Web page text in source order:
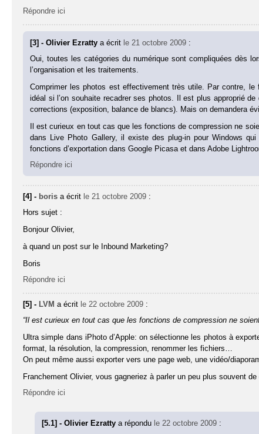
Répondre ici
[3] - Olivier Ezrattya écrit le 21 octobre 2009 :
Oui, toutes les catégories du numérique sont compliquées dès
l’organisation et les traitements.
Comprimer les photos est effectivement très utile. Par contre, le
idéal si l’on souhaite recadrer ses photos. Il est plus approprié
corrections (exposition, balance de blancs). Mais on demandera
Il est curieux en tout cas que les fonctions de compression ne
dans Live Photo Gallery, il existe des plug-in pour Windows
fonctions d’exportation dans Google Picasa et dans Adobe
Répondre ici
[4] - boris a écrit le 21 octobre 2009 :
Hors sujet :
Bonjour Olivier,
à quand un post sur le Inbound Marketing?
Boris
Répondre ici
[5] - LVM a écrit le 22 octobre 2009 :
“Il est curieux en tout cas que les fonctions de compression ne
Ultra simple dans iPhoto d’Apple: on sélectionne les photos à
format, la résolution, la compression, renommer les fichiers…
On peut même aussi exporter vers une page web, une vidéo/
Franchement Olivier, vous gagneriez à parler un peu plus souvent
Répondre ici
[5.1] - Olivier Ezrattya répondu le 22 octobre 2009 :